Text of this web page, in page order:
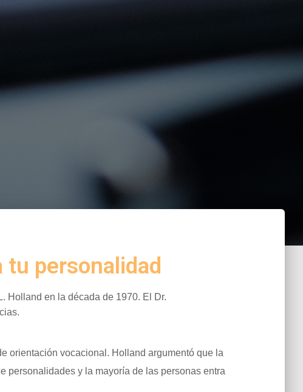
personalidad
Holland en la década de 1970. El Dr.
orientación vocacional. Holland argumentó que la
personalidades y la mayoría de las personas entra